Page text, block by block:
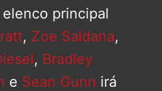
principal
, Zoe Saldana,
, Bradley
e Sean Gunn irá